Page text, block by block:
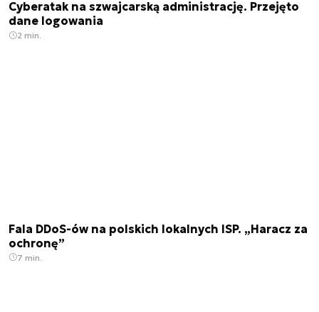
Cyberatak na szwajcarską administrację. Przejęto
dane logowania
2 min.
Fala DDoS-ów na polskich lokalnych ISP. „Haracz za
ochronę”
7 min.